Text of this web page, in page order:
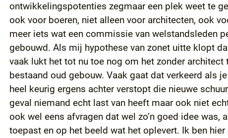
ontwikkelingspotenties zegmaar een plek weet te
ook voor boeren, niet alleen voor architecten, ook
meer iets wat een commissie van welstandsleden
gebouwd. Als mij hypothese van zonet uitte klopt
vaak lukt het tot nu toe nog om het zonder
bestaand oud gebouw. Vaak gaat dat verkeerd als
heel keurig ergens achter verstopt die nieuwe
geval niemand echt last van heeft maar ook niet
ook wel eens afvragen dat wel zo’n goed idee
toepast en op het beeld wat het oplevert. Ik ben